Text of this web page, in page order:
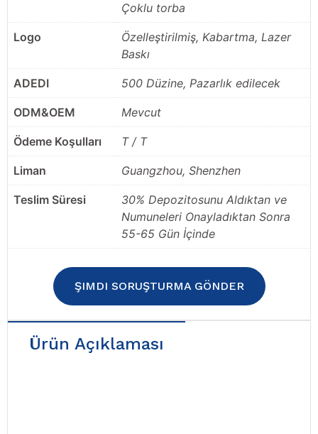
Çoklu torba
Logo
Özelleştirilmiş, Kabartma, Lazer
Baskı
ADEDI 500 Düzine, Pazarlık edilecek
ODM&OEM Mevcut
Ödeme Koşulları T / T
Liman Guangzhou, Shenzhen
Teslim Süresi
30% Depozitosunu Aldıktan ve
Numuneleri Onayladıktan Sonra
55-65 Gün İçinde
ŞIMDI SORUŞTURMA GÖNDER
Ürün Açıklaması